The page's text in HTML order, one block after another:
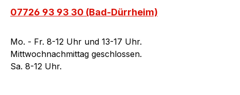
07726 93 93 30 (Bad-Dürrheim)
Mo. - Fr. 8-12 Uhr und 13-17 Uhr.
Mittwochnachmittag geschlossen.
Sa. 8-12 Uhr.